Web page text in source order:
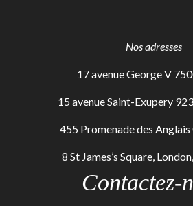
Nos adresses
17 avenue George V
15 avenue Saint-Exupery
455 Promenade des
8 St James’s Square,
Contactez-